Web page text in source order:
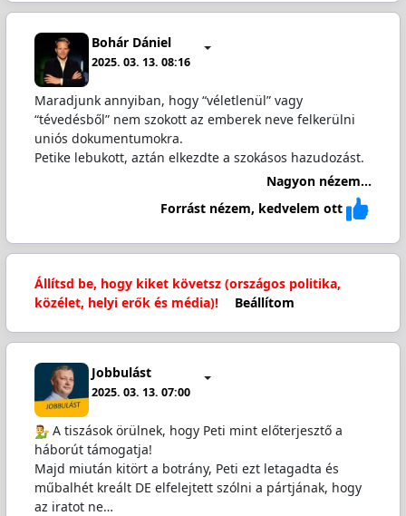
Bohár Dániel
2025. 03. 13. 08:16
Maradjunk annyiban, hogy “véletlenül” vagy
“tévedésből” nem szokott az emberek neve felkerülni
uniós dokumentumokra.
Petike lebukott, aztán elkezdte a szokásos hazudozást.
Nagyon nézem...
Forrást nézem, kedvelem ott
Állítsd be, hogy kiket követsz (országos politika,
közélet, helyi erők és média)!
Beállítom
Jobbulást
2025. 03. 13. 07:00
️ A tiszások örülnek, hogy Peti mint előterjesztő a
háborút támogatja!
Majd miután kitört a botrány, Peti ezt letagadta és
műbalhét kreált DE elfelejtett szólni a pártjának, hogy
az iratot ne…